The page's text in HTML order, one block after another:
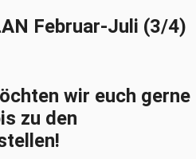
Februar-Juli (3/4)
wir euch gerne
zu den